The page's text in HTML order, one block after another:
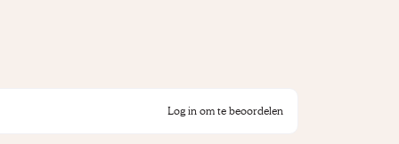
Log in om te beoordelen